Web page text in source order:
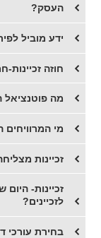
העסק?
ידע מוביל
חוזה
​מה פוטנציאל
מי המרוויחים
​זכיינות
​זכיינות-
לזכיינים?
​בחירת עורכי